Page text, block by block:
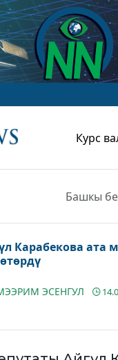
Курс
Башкы
Карабекова ата
ЭСЕНГУЛ